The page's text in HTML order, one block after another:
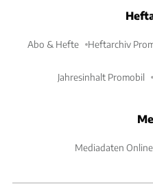
Abo & Hefte Heftarchiv
Jahresinhalt Promobil
Mediadaten Online